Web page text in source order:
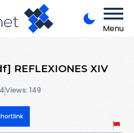
Menu
REFLEXIONES XIV
Views: 149